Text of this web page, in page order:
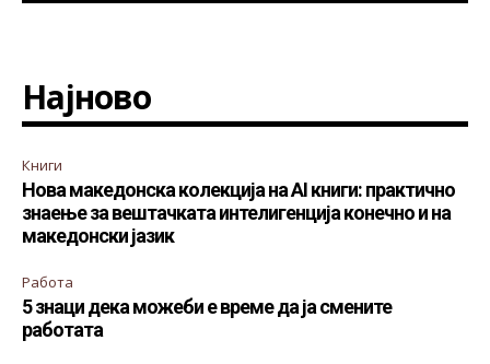
Најново
Книги
Нова македонска колекција на AI книги: практично
знаење за вештачката интелигенција конечно и на
македонски јазик
Работа
5 знаци дека можеби е време да ја смените
работата